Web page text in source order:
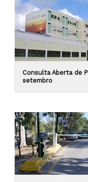
Consulta Aberta de
setembro